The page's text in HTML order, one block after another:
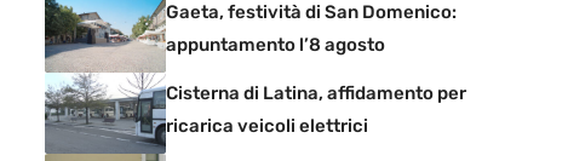
Gaeta, festività di San Domenico:
appuntamento l’8 agosto
Cisterna di Latina, affidamento per
ricarica veicoli elettrici